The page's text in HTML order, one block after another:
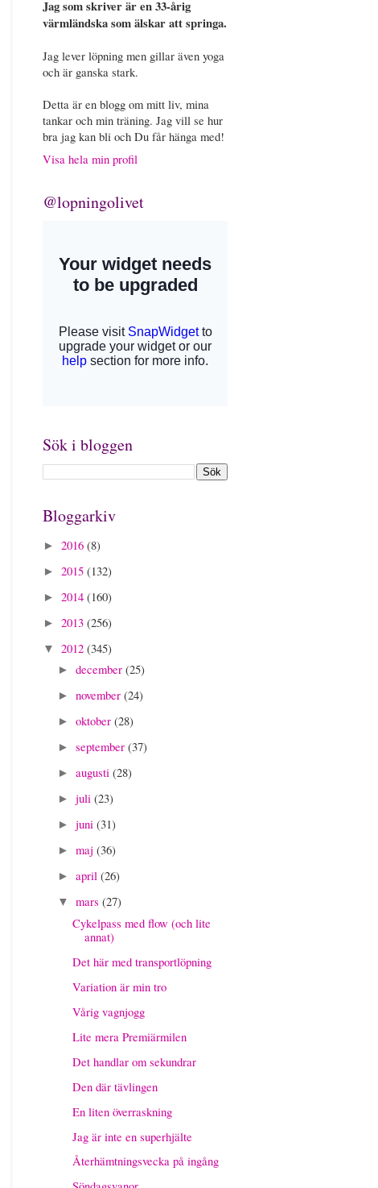
Jag som skriver är en 33-årig
värmländska som älskar att springa.
Jag lever löpning men gillar även yoga
och är ganska stark.
Detta är en blogg om mitt liv, mina
tankar och min träning. Jag vill se hur
bra jag kan bli och Du får hänga med!
Visa hela min profil
@lopningolivet
Sök i bloggen
Bloggarkiv
► 2016 (8)
► 2015 (132)
► 2014 (160)
► 2013 (256)
▼ 2012 (345)
► december (25)
► november (24)
► oktober (28)
► september (37)
► augusti (28)
► juli (23)
► juni (31)
► maj (36)
► april (26)
▼ mars (27)
Cykelpass med flow (och lite
annat)
Det här med transportlöpning
Variation är min tro
Vårig vagnjogg
Lite mera Premiärmilen
Det handlar om sekundrar
Den där tävlingen
En liten överraskning
Jag är inte en superhjälte
Återhämtningsvecka på ingång